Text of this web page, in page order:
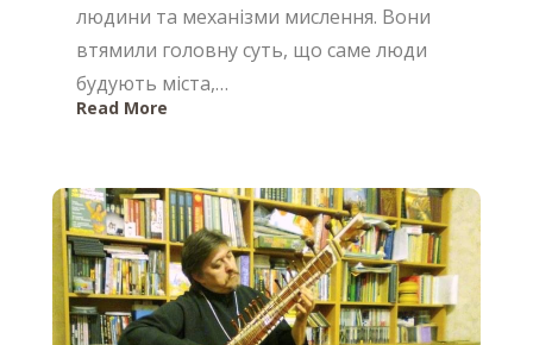
людини та механізми мислення. Вони
втямили головну суть, що саме люди
будують міста,…
Read More